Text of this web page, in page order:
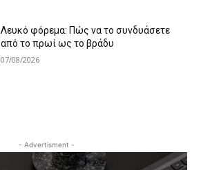
Λευκό φόρεμα: Πώς να το συνδυάσετε
από το πρωί ως το βράδυ
07/08/2026
- Advertisment -